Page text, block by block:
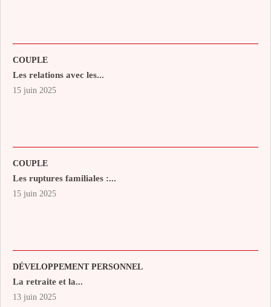
COUPLE
Les relations avec les...
15 juin 2025
COUPLE
Les ruptures familiales :...
15 juin 2025
DÉVELOPPEMENT PERSONNEL
La retraite et la...
13 juin 2025